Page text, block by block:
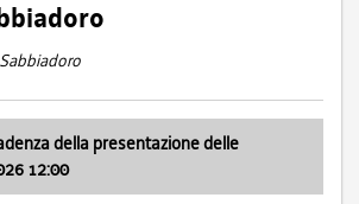
della presentazione delle
12:00